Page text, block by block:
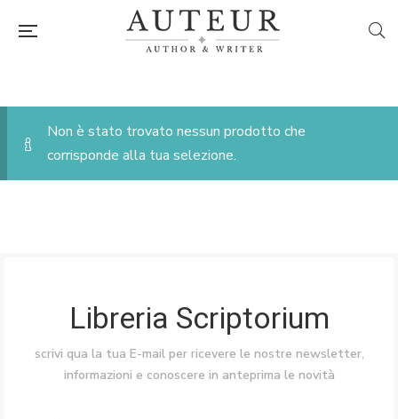
Non è stato trovato nessun prodotto che
corrisponde alla tua selezione.
Libreria Scriptorium
scrivi qua la tua E-mail per ricevere le nostre newsletter,
informazioni e conoscere in anteprima le novità